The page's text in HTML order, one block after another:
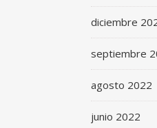
diciembre
septiembre
agosto 2022
junio 2022